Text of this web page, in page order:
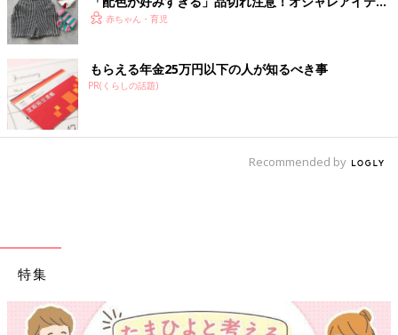
4選赤ちゃん・育児
もらえる年金25万円以下の人が知るべき事
PR(くらしの話題)
Recommended by
特集
【ワクチン接種できるものも】妊婦の感染症対策